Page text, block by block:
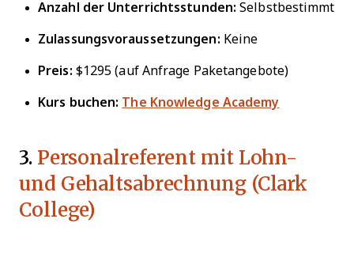
Anzahl der Unterrichtsstunden:Selbstbestimmt
Zulassungsvoraussetzungen: Keine
Preis: $1295 (auf Anfrage Paketangebote)
Kurs buchen: The Knowledge Academy
3. Personalreferent mit Lohn-
und Gehaltsabrechnung (Clark
College)